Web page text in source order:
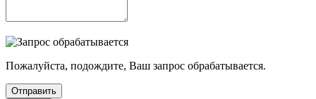
Пожалуйста, подождите, Ваш запрос обрабатывается.
Отправить